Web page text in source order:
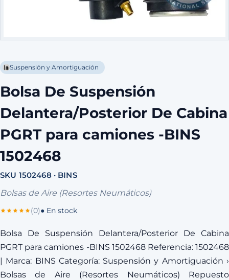
Suspensión y Amortiguación
Bolsa De Suspensión
Delantera/Posterior De Cabina
PGRT para camiones -BINS
1502468
SKU 1502468 · BINS
Bolsas de Aire (Resortes Neumáticos)
(0)● En stock
Bolsa De Suspensión Delantera/Posterior De Cabina
PGRT para camiones -BINS 1502468 Referencia: 1502468
| Marca: BINS Categoría: Suspensión y Amortiguación ›
Bolsas de Aire (Resortes Neumáticos) Repuesto